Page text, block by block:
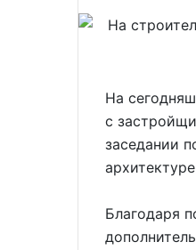
На
с
заседании
Благодаря